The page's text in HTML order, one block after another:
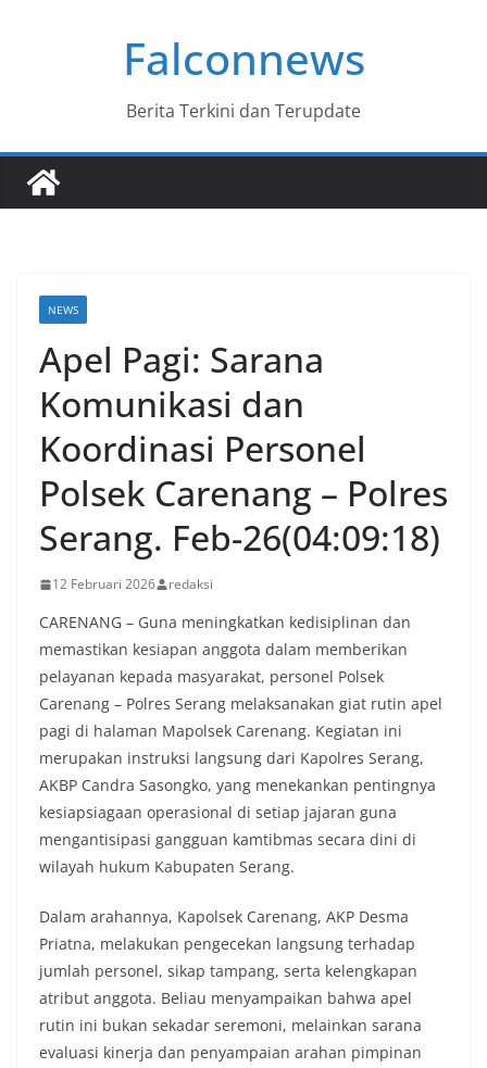
Falconnews
Berita Terkini dan Terupdate
NEWS
Apel Pagi: Sarana
Komunikasi dan
Koordinasi Personel
Polsek Carenang – Polres
Serang. Feb-26(04:09:18)
12 Februari 2026 redaksi
CARENANG – Guna meningkatkan kedisiplinan dan
memastikan kesiapan anggota dalam memberikan
pelayanan kepada masyarakat, personel Polsek
Carenang – Polres Serang melaksanakan giat rutin apel
pagi di halaman Mapolsek Carenang. Kegiatan ini
merupakan instruksi langsung dari Kapolres Serang,
AKBP Candra Sasongko, yang menekankan pentingnya
kesiapsiagaan operasional di setiap jajaran guna
mengantisipasi gangguan kamtibmas secara dini di
wilayah hukum Kabupaten Serang.
Dalam arahannya, Kapolsek Carenang, AKP Desma
Priatna, melakukan pengecekan langsung terhadap
jumlah personel, sikap tampang, serta kelengkapan
atribut anggota. Beliau menyampaikan bahwa apel
rutin ini bukan sekadar seremoni, melainkan sarana
evaluasi kinerja dan penyampaian arahan pimpinan